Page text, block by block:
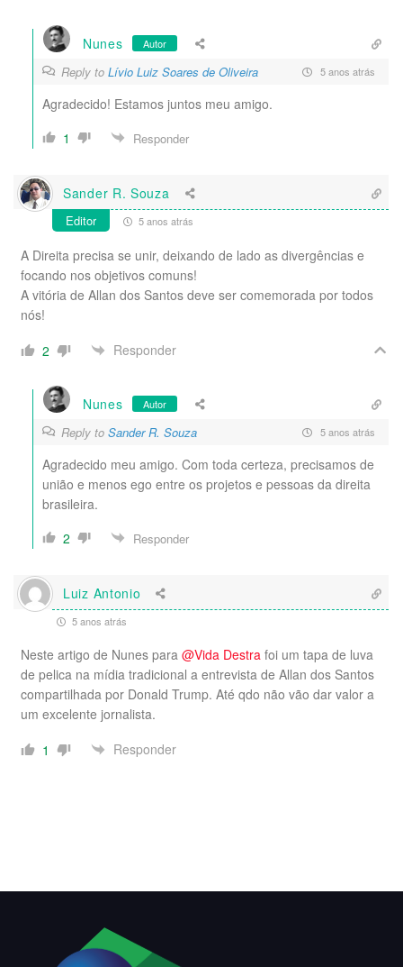
Nunes Autor
Reply to Lívio Luiz Soares de Oliveira 5 anos atrás
Agradecido! Estamos juntos meu amigo.
1
Responder
Sander R. Souza
Editor 5 anos atrás
A Direita precisa se unir, deixando de lado as divergências e
focando nos objetivos comuns!
A vitória de Allan dos Santos deve ser comemorada por todos
nós!
2
Responder
Nunes Autor
Reply to Sander R. Souza 5 anos atrás
Agradecido meu amigo. Com toda certeza, precisamos de
união e menos ego entre os projetos e pessoas da direita
brasileira.
2
Responder
Luiz Antonio
5 anos atrás
Neste artigo de Nunes para @Vida Destra foi um tapa de luva
de pelica na mídia tradicional a entrevista de Allan dos Santos
compartilhada por Donald Trump. Até qdo não vão dar valor a
um excelente jornalista.
1
Responder